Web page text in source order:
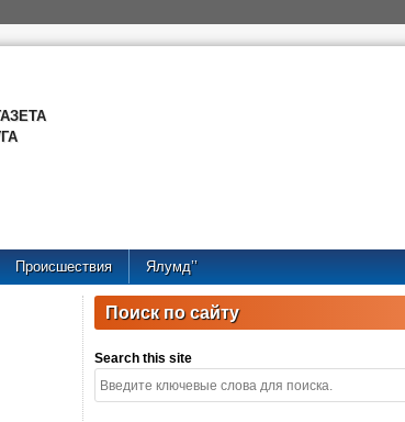
Происшествия Ялумд’’
Поиск по сайту
Search this site